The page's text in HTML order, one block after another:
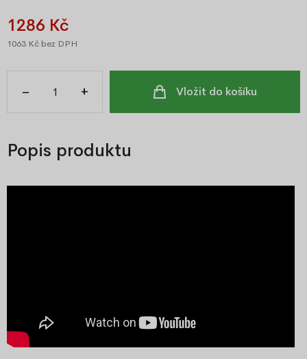
1286 Kč
1063 Kč bez DPH
– + Vložit do košíku
Popis produktu